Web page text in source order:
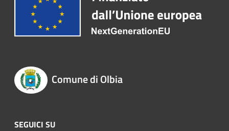
Comune di Olbia
SEGUICI SU